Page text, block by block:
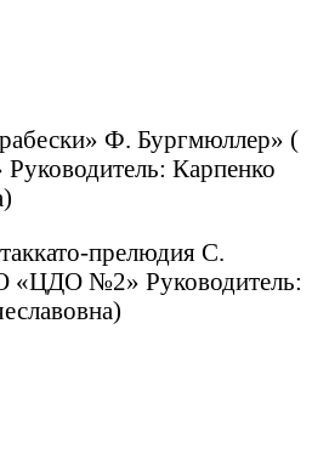
Ф. Бургмюллер» (
Карпенко
прелюдия С.
№2» Руководитель: